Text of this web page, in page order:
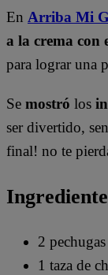
En Arriba Mi
a la crema con
para lograr una
Se mostró los
ser divertido,
final! no te
2
1 taza de